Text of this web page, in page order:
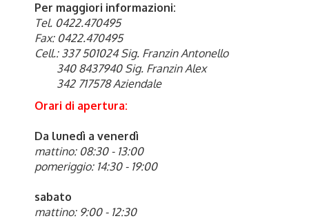
Per maggiori informazioni:
Tel. 0422.470495
Fax: 0422.470495
Cell.: 337 501024 Sig. Franzin Antonello
340 8437940 Sig. Franzin Alex
342 717578 Aziendale
Orari di apertura:
Da lunedì a venerdì
mattino: 08:30 - 13:00
pomeriggio: 14:30 - 19:00
sabato
mattino: 9:00 - 12:30